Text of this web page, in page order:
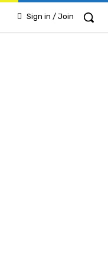
Sign in / Join